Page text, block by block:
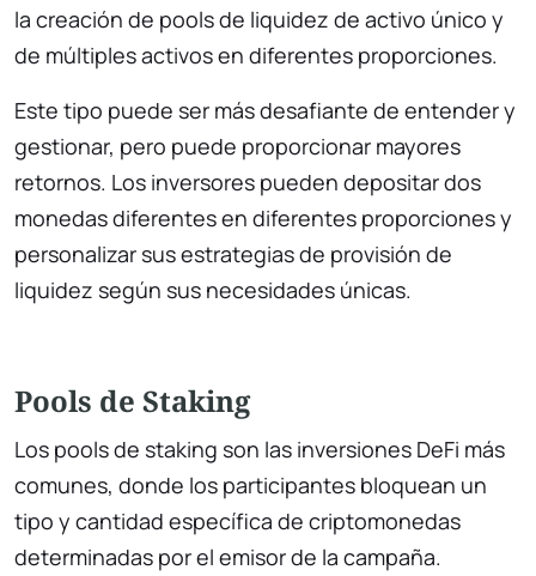
la creación de pools de liquidez de activo único y
de múltiples activos en diferentes proporciones.
Este tipo puede ser más desafiante de entender y
gestionar, pero puede proporcionar mayores
retornos. Los inversores pueden depositar dos
monedas diferentes en diferentes proporciones y
personalizar sus estrategias de provisión de
liquidez según sus necesidades únicas.
Pools de Staking
Los pools de staking son las inversiones DeFi más
comunes, donde los participantes bloquean un
tipo y cantidad específica de criptomonedas
determinadas por el emisor de la campaña.